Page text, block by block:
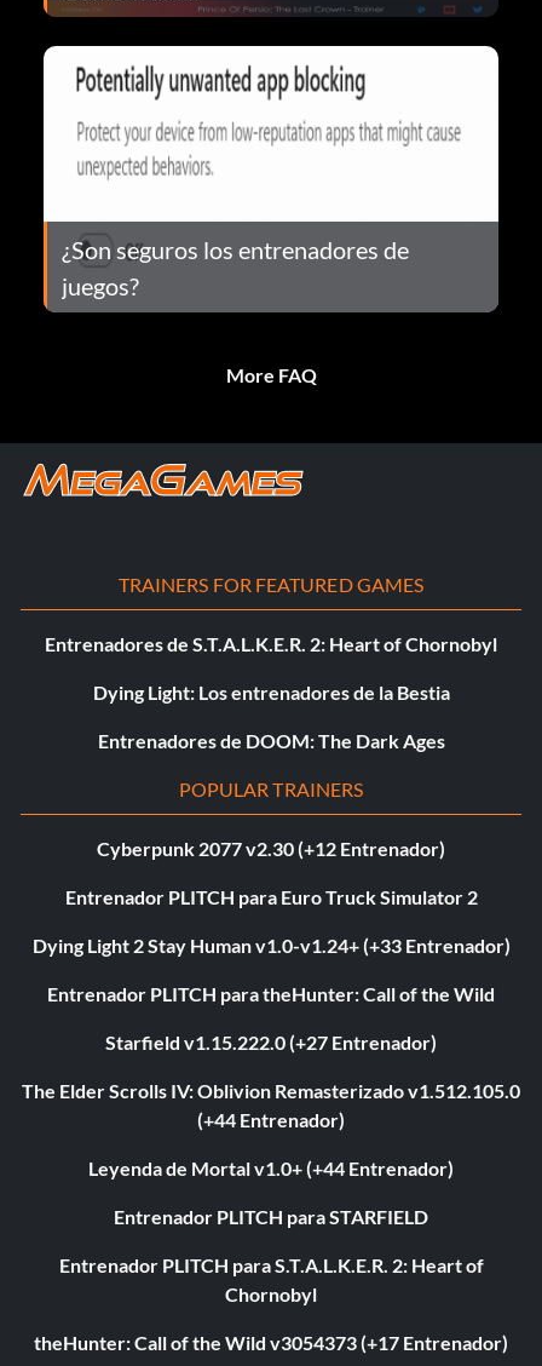
¿Son seguros los entrenadores de
juegos?
More FAQ
TRAINERS FOR FEATURED GAMES
Entrenadores de S.T.A.L.K.E.R. 2: Heart of Chornobyl
Dying Light: Los entrenadores de la Bestia
Entrenadores de DOOM: The Dark Ages
POPULAR TRAINERS
Cyberpunk 2077 v2.30 (+12 Entrenador)
Entrenador PLITCH para Euro Truck Simulator 2
Dying Light 2 Stay Human v1.0-v1.24+ (+33 Entrenador)
Entrenador PLITCH para theHunter: Call of the Wild
Starfield v1.15.222.0 (+27 Entrenador)
The Elder Scrolls IV: Oblivion Remasterizado v1.512.105.0
(+44 Entrenador)
Leyenda de Mortal v1.0+ (+44 Entrenador)
Entrenador PLITCH para STARFIELD
Entrenador PLITCH para S.T.A.L.K.E.R. 2: Heart of
Chornobyl
theHunter: Call of the Wild v3054373 (+17 Entrenador)